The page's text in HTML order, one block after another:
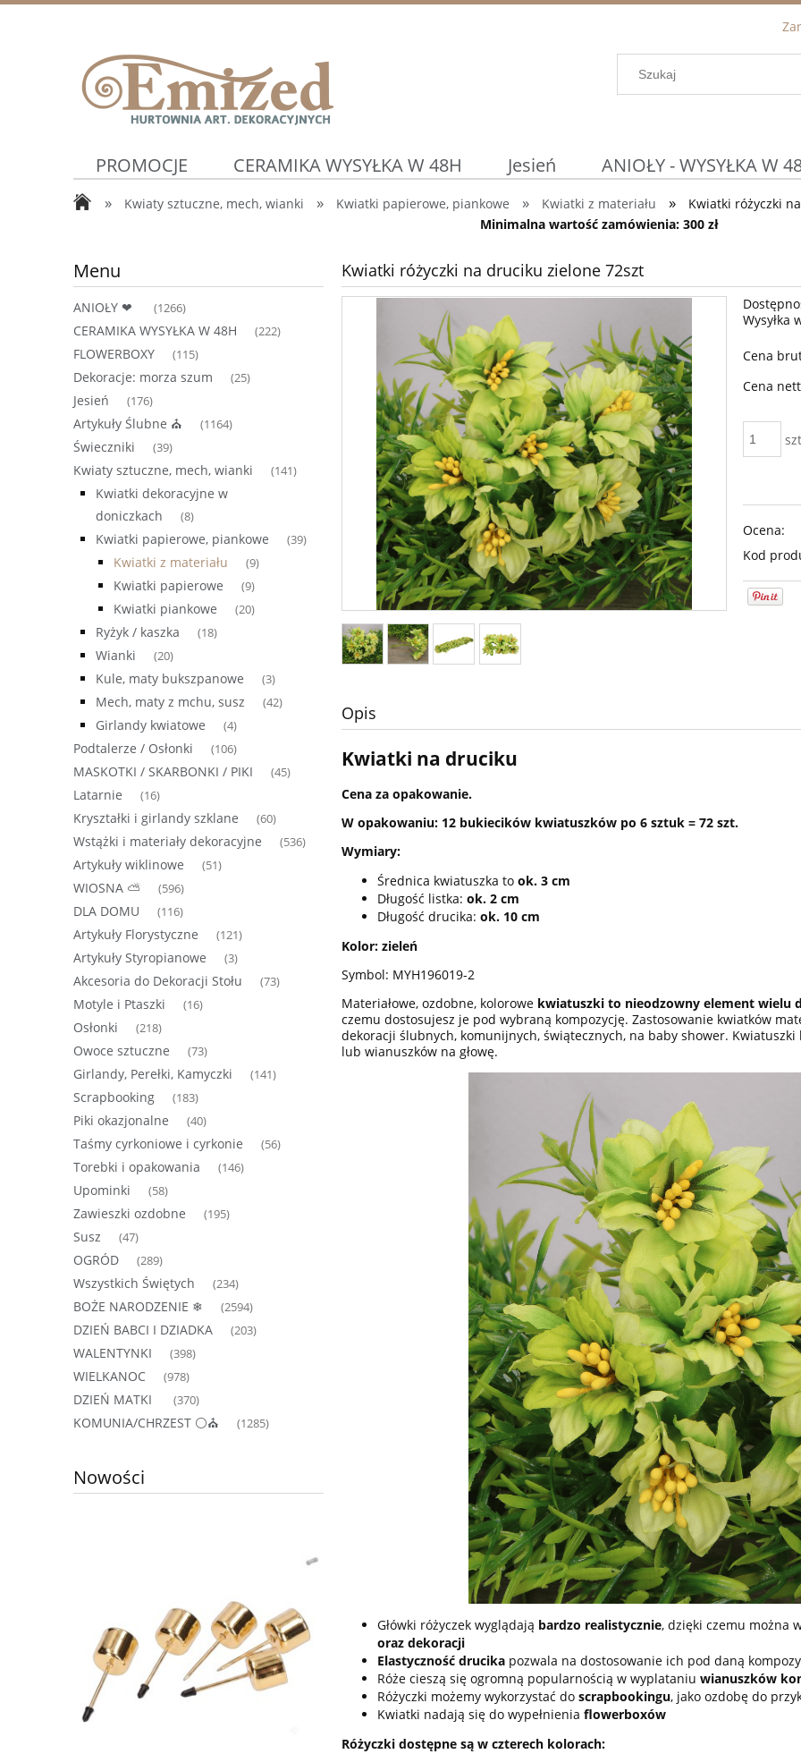
PROMOCJE CERAMIKA WYSYŁKA W 48H Jesień ANIOŁY - WYSYŁKA W
Podtalerze / Osłonki DETAL ◀
WIELKANOC
KOSZYCZKI
» Kwiaty sztuczne, mech, wianki » Kwiatki papierowe, piankowe » Kwiatki z materiału »
Kwiatki różyczki
Minimalna wartość zamówienia: 300 zł
Menu
ANIOŁY ❤ (1266)
CERAMIKA WYSYŁKA W 48H (222)
FLOWERBOXY (115)
Dekoracje: morza szum (25)
Jesień (176)
Artykuły Ślubne ⛪ (1164)
Świeczniki (39)
Kwiaty sztuczne, mech, wianki (141)
Kwiatki dekoracyjne w
doniczkach
(8)
Kwiatki papierowe, piankowe (39)
Kwiatki z materiału (9)
Kwiatki papierowe (9)
Kwiatki piankowe (20)
Ryżyk / kaszka (18)
Wianki (20)
Kule, maty bukszpanowe (3)
Mech, maty z mchu, susz (42)
Girlandy kwiatowe (4)
Podtalerze / Osłonki (106)
MASKOTKI / SKARBONKI / PIKI (45)
Latarnie (16)
Kryształki i girlandy szklane (60)
Wstążki i materiały dekoracyjne (536)
Artykuły wiklinowe (51)
WIOSNA ⛅ (596)
DLA DOMU (116)
Artykuły Florystyczne (121)
Artykuły Styropianowe (3)
Akcesoria do Dekoracji Stołu (73)
Motyle i Ptaszki (16)
Osłonki (218)
Owoce sztuczne (73)
Girlandy, Perełki, Kamyczki (141)
Scrapbooking (183)
Piki okazjonalne (40)
Taśmy cyrkoniowe i cyrkonie (56)
Torebki i opakowania (146)
Upominki (58)
Zawieszki ozdobne (195)
Susz (47)
OGRÓD (289)
Wszystkich Świętych (234)
BOŻE NARODZENIE ❄ (2594)
DZIEŃ BABCI I DZIADKA (203)
WALENTYNKI (398)
WIELKANOC (978)
DZIEŃ MATKI (370)
KOMUNIA/CHRZEST ⚪⛪ (1285)
Nowości
Kwiatki różyczki na druciku zielone 72szt
Wysyłka
Cena
Cena
Ocena:
Kod
Opis
Kwiatki na druciku
Cena za opakowanie.
W opakowaniu: 12 bukiecików kwiatuszków po 6 sztuk = 72 szt.
Wymiary:
Średnica kwiatuszka to ok. 3 cm
Długość listka: ok. 2 cm
Długość drucika: ok. 10 cm
Kolor: zieleń
Symbol: MYH196019-2
Materiałowe, ozdobne, kolorowe kwiatuszki to nieodzowny element wielu
czemu dostosujesz je pod wybraną kompozycję. Zastosowanie kwiatków
dekoracji ślubnych, komunijnych, świątecznych, na baby shower.
lub wianuszków na głowę.
Główki różyczek wyglądają bardzo realistycznie, dzięki czemu można
oraz dekoracji
Elastyczność drucika pozwala na dostosowanie ich pod daną
Róże cieszą się ogromną popularnością w wyplataniu wianuszków
Różyczki możemy wykorzystać do scrapbookingu, jako ozdobę do
Kwiatki nadają się do wypełnienia flowerboxów
Różyczki dostępne są w czterech kolorach: